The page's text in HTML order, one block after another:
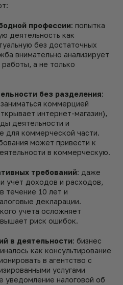
профессии: попытка
деятельность как
без достаточных
внимательно анализирует
а не только
без разделения:
коммерцией
интернет-магазин),
деятельности и
для коммерческой части.
может привести к
в коммерческую.
требований: даже
учет доходов и расходов,
течение 10 лет и
декларации.
учета осложняет
риск ошибок.
в деятельности: бизнес
как консультирование
в агентство с
услугами
уведомление налоговой об